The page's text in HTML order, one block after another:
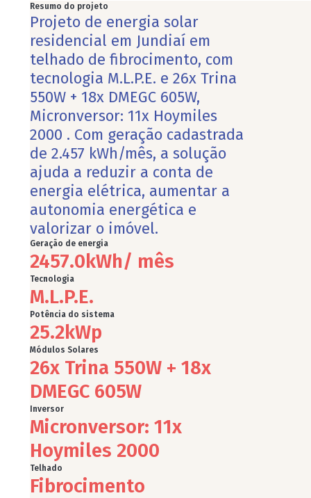
Resumo do projeto
Projeto de energia solar
residencial em Jundiaí em
telhado de fibrocimento, com
tecnologia M.L.P.E. e 26x Trina
550W + 18x DMEGC 605W,
Micronversor: 11x Hoymiles
2000 . Com geração cadastrada
de 2.457 kWh/mês, a solução
ajuda a reduzir a conta de
energia elétrica, aumentar a
autonomia energética e
valorizar o imóvel.
Geração de energia
2457.0kWh/ mês
Tecnologia
M.L.P.E.
Potência do sistema
25.2kWp
Módulos Solares
26x Trina 550W + 18x
DMEGC 605W
Inversor
Micronversor: 11x
Hoymiles 2000
Telhado
Fibrocimento